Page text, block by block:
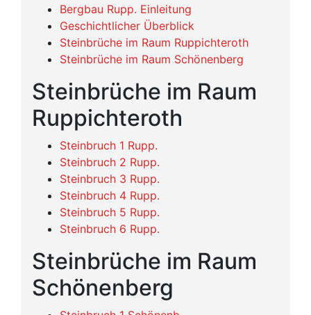
Bergbau Rupp. Einleitung
Geschichtlicher Überblick
Steinbrüche im Raum Ruppichteroth
Steinbrüche im Raum Schönenberg
Steinbrüche im Raum
Ruppichteroth
Steinbruch 1 Rupp.
Steinbruch 2 Rupp.
Steinbruch 3 Rupp.
Steinbruch 4 Rupp.
Steinbruch 5 Rupp.
Steinbruch 6 Rupp.
Steinbrüche im Raum
Schönenberg